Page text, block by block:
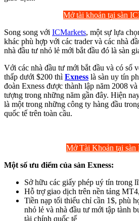
Mở tài khoản tại sàn
Song song với ICMarkets, một sự lựa
khác phù hợp với các trader và các nhà
nhà đầu tư nhỏ lẻ mới bắt đầu đó là sàn
Với các nhà đầu tư mới bắt đầu và có số
thấp dưới $200 thì Exness là sàn uy tín
đoàn Exness được thành lập năm 2008
tượng trong những năm gần đây. Hiện
là một trong những công ty hàng đầu
quốc tế trên toàn cầu.
Mở Tài Khoản tại sàn
Một số ưu điểm của sàn Exness:
Sở hữu các giấy phép uý tín trong
Hỗ trợ giao dịch trên nền tảng
Tiền nạp tối thiểu chỉ cần 1$, phù
nhỏ lẻ và nhà đầu tư mới tập tành
tài chính quốc tế